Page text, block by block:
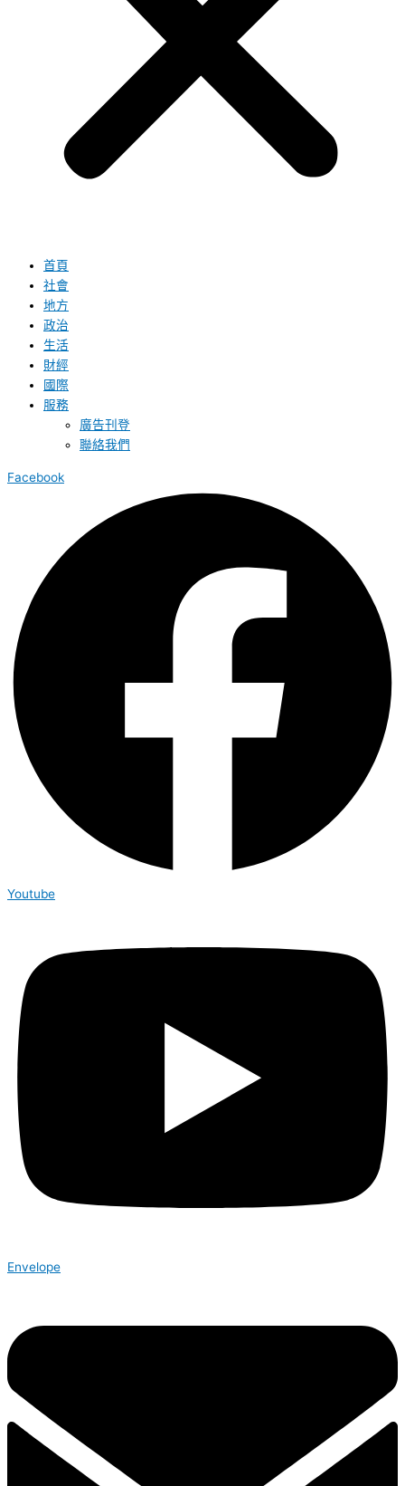
首頁
社會
地方
政治
生活
財經
國際
服務
廣告刊登
聯絡我們
Facebook
Youtube
Envelope